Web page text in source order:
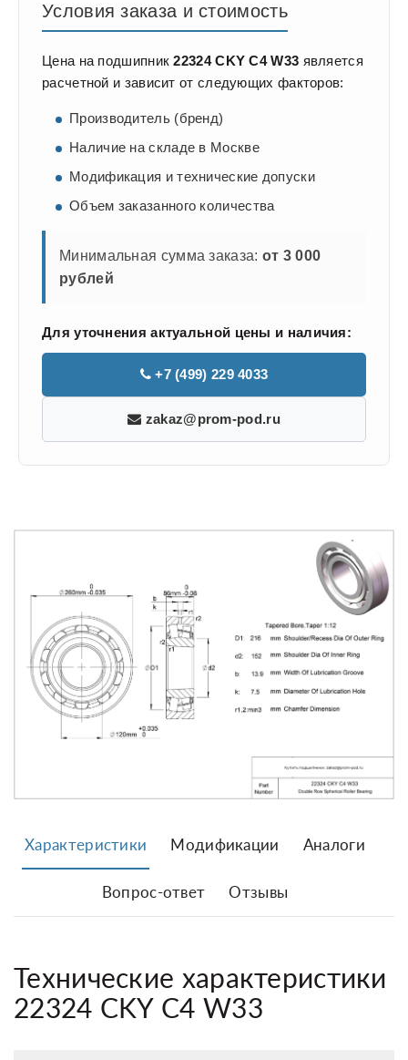
Условия заказа и стоимость
Цена на подшипник22324 CKY C4 W33 является
расчетной и зависит от следующих факторов:
Производитель (бренд)
Наличие на складе в Москве
Модификация и технические допуски
Объем заказанного количества
Минимальная сумма заказа: от 3 000
рублей
Для уточнения актуальной цены и наличия:
+7 (499) 229 4033
zakaz@prom-pod.ru
Характеристики Модификации Аналоги
Вопрос-ответ Отзывы
Технические характеристики
22324 CKY C4 W33